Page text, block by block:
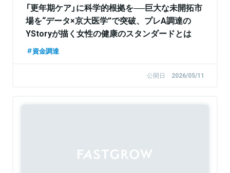
「更年期ケア」に科学的根拠を──巨大な未開拓市
場を“データ×京大医学”で突破、プレA調達の
YStoryが描く女性の健康のスタンダードとは
資金調達
公開日 2026/05/11